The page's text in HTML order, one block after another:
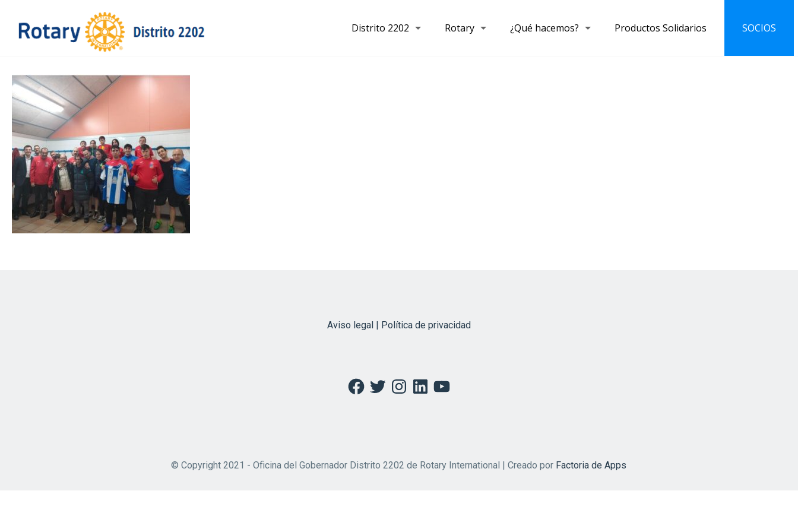
Distrito 2202 Rotary ¿Qué hacemos? Productos Solidarios SOCIOS
Aviso legal | Política de privacidad
Facebook
TwitterInstagramLinkedInYouTube
© Copyright 2021 - Oficina del Gobernador Distrito 2202 de Rotary International | Creado por Factoria de Apps